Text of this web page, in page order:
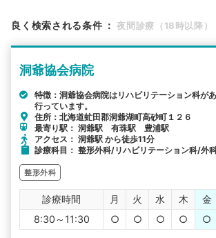
検索する
その他の検索方法
駅から探す
良く検索される条件 ： 夜間診療（18時以降）
洞爺協会病院
特徴：洞爺協会病院はリハビリテーション科が
行っています。
住所：北海道虻田郡洞爺湖町高砂町１２６
最寄り駅： 洞爺駅 有珠駅 豊浦駅
アクセス： 洞爺駅 から徒歩11分
診療科目： 整形外科/リハビリテーション科/外
整形外科
診療時間 月 火 水 木 金
8:30～11:30
○ ○ ○ ○ ○